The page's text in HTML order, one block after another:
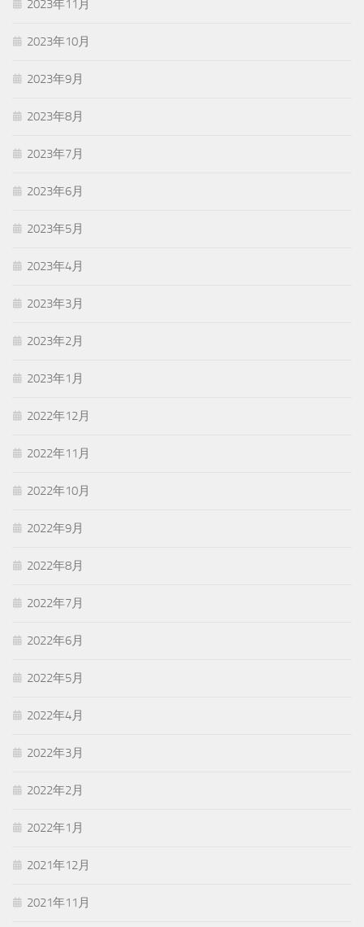
2023年11月
2023年10月
2023年9月
2023年8月
2023年7月
2023年6月
2023年5月
2023年4月
2023年3月
2023年2月
2023年1月
2022年12月
2022年11月
2022年10月
2022年9月
2022年8月
2022年7月
2022年6月
2022年5月
2022年4月
2022年3月
2022年2月
2022年1月
2021年12月
2021年11月